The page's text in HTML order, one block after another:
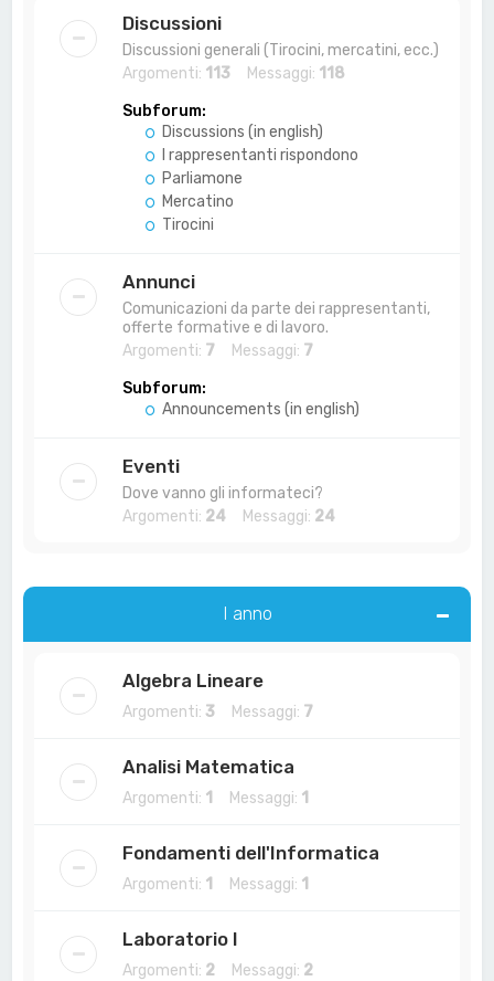
Discussioni
Discussioni generali (Tirocini, mercatini, ecc.)
Argomenti: 113 Messaggi: 118
Subforum:
Discussions (in english)
I rappresentanti rispondono
Parliamone
Mercatino
Tirocini
Annunci
Comunicazioni da parte dei rappresentanti,
offerte formative e di lavoro.
Argomenti: 7 Messaggi: 7
Subforum:
Announcements (in english)
Eventi
Dove vanno gli informateci?
Argomenti: 24 Messaggi: 24
I anno
Algebra Lineare
Argomenti: 3 Messaggi: 7
Analisi Matematica
Argomenti: 1 Messaggi: 1
Fondamenti dell'Informatica
Argomenti: 1 Messaggi: 1
Laboratorio I
Argomenti: 2 Messaggi: 2